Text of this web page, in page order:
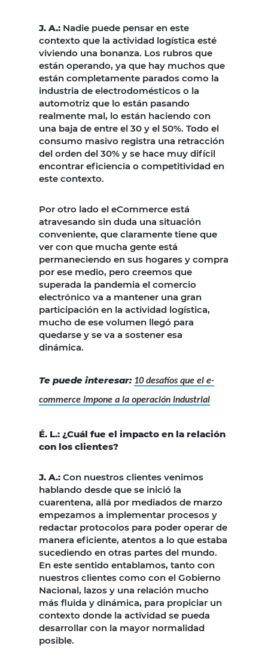
J. A.: Nadie puede pensar en este
contexto que la actividad logística esté
viviendo una bonanza. Los rubros que
están operando, ya que hay muchos que
están completamente parados como la
industria de electrodomésticos o la
automotriz que lo están pasando
realmente mal, lo están haciendo con
una baja de entre el 30 y el 50%. Todo el
consumo masivo registra una retracción
del orden del 30% y se hace muy difícil
encontrar eficiencia o competitividad en
este contexto.
Por otro lado el eCommerce está
atravesando sin duda una situación
conveniente, que claramente tiene que
ver con que mucha gente está
permaneciendo en sus hogares y compra
por ese medio, pero creemos que
superada la pandemia el comercio
electrónico va a mantener una gran
participación en la actividad logística,
mucho de ese volumen llegó para
quedarse y se va a sostener esa
dinámica.
Te puede interesar: 10 desafíos que el e-
commerce impone a la operación industrial
É. L.: ¿Cuál fue el impacto en la relación
con los clientes?
J. A.: Con nuestros clientes venimos
hablando desde que se inició la
cuarentena, allá por mediados de marzo
empezamos a implementar procesos y
redactar protocolos para poder operar de
manera eficiente, atentos a lo que estaba
sucediendo en otras partes del mundo.
En este sentido entablamos, tanto con
nuestros clientes como con el Gobierno
Nacional, lazos y una relación mucho
más fluida y dinámica, para propiciar un
contexto donde la actividad se pueda
desarrollar con la mayor normalidad
posible.